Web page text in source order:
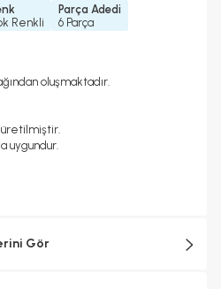
Renkli
Parça Adedi
6 Parça
oluşmaktadır.
uygundur.
Gör